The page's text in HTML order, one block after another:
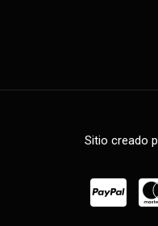
Sitio creado